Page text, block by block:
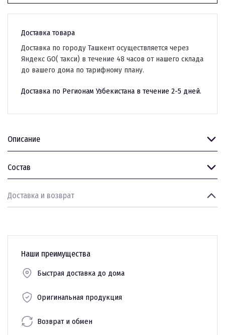
Доставка товара
Доставка по городу Ташкент осуществляется через
Яндекс GO( такси) в течение 48 часов от нашего склада
до вашего дома по тарифному плану.
Доставка по Регионам Узбекистана в течение 2-5 дней.
Описание
Состав
Доставка и возврат
Наши преимущества
Быстрая доставка до дома
Оригинальная продукция
Возврат и обмен